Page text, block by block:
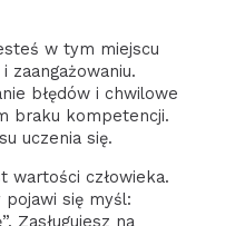
w tym miejscu
zaangażowaniu.
błędów i chwilowe
braku kompetencji.
uczenia się.
wartości człowieka.
się myśl:
Zasługujesz na